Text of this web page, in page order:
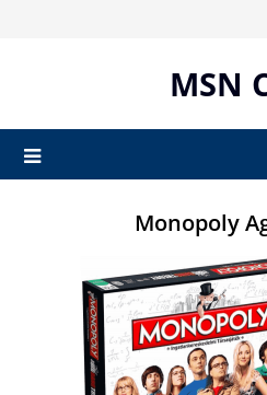
MSN
Monopoly